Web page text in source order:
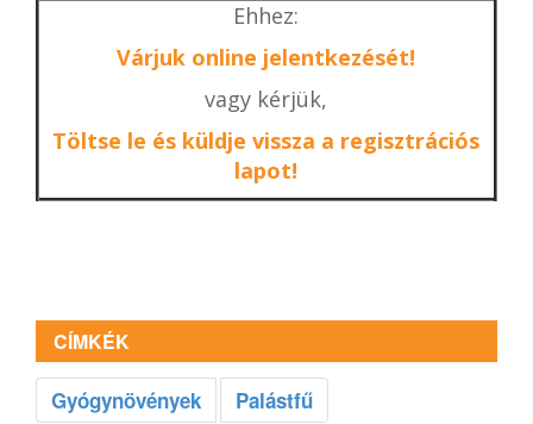
Ehhez:
Várjuk online jelentkezését!
vagy kérjük,
Töltse le és küldje vissza a regisztrációs
lapot!
CÍMKÉK
Gyógynövények Palástfű